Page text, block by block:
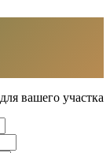
вашего участка